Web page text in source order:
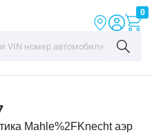
0
Mahle%2FKnecht аэр